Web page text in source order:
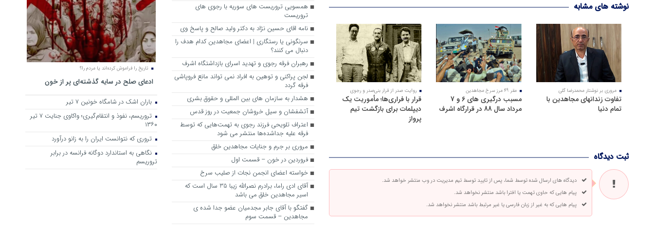
نوشته های مشابه
مروری بر نوشتار محمدرضا گلی
تفاوت زندانهای مجاهدین با
تمام دنیا
مقر 49 مرز سرخ مجاهدین
مسبب درگیری های 6 و 7
مرداد سال 88 در قرارگاه اشرف
روایت صدر از فرار بنی‌صدر و رجوی
قرار با فراری‌ها؛ مأموریت یک
دیپلمات برای بازگشت تیم
پرواز
ثبت دیدگاه
دیدگاه های ارسال شده توسط شما، پس از تایید توسط تیم مدیریت در وب منتشر خواهد شد.
پیام هایی که حاوی تهمت یا افترا باشد منتشر نخواهد شد.
پیام هایی که به غیر از زبان فارسی یا غیر مرتبط باشد منتشر نخواهد شد.
همسویی تروریست های سوریه با رجوی های
تروریست
نامه اقای حسین نژاد به دکتر ولید صالح و پاسخ وی
سرنگونی یا رستگاری | اعضای مجاهدین کدام هدف را
دنبال می کنند؟
رهبران فرقه رجوی و تهدید اسرای بازداشتگاه اشرف
لجن پراکنی و توهین به افراد نمی تواند مانع فروپاشی
فرقه گردد
هشدار به سازمان های بین المللی و حقوق بشری
آتشفشان و سیل خروشان جمعیت در روز قدس
اعتراف تلویحی فرزند رجوی به تهمت‌هایی که توسط
فرقه علیه جداشده‌ها منتشر می شود
مروری بر جرم و جنایات مجاهدین خلق
فروردین در خون – قسمت اول
خواسته اعضای انجمن نجات از صلیب سرخ
آقای ادی راما، برادرم نصرالله زیبا 35 سال است که
اسیر مجاهدین خلق می باشد
گفتگو با آقای جابر مجدمیان عضو جدا شده ی
مجاهدین – قسمت سوم
تاریخ را فراموش کرده‌اند یا مردم را؟
ادعای صلح در سایه گذشته‌ای پر از خون
باران اشک در شامگاه خونین 7 تیر
تروریسم، نفوذ و انتقام‌گیری؛ واکاوی جنایت ۷ تیر
۱۳۶۰
تروری که نتوانست ایران را به زانو درآورد
نگاهی به استاندارد دوگانه فرانسه در برابر
تروریسم